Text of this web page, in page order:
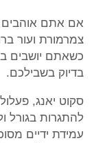
אם אתם אוהבים
צמרמורת ועור
כשאתם יושבים
בדיוק בשבילכם.
סקוט יאנג,
להתגרות